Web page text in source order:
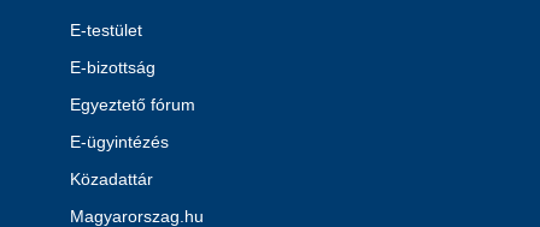
E-testület
E-bizottság
Egyeztető fórum
E-ügyintézés
Közadattár
Magyarorszag.hu